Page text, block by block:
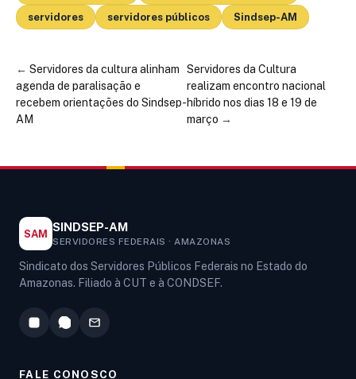
servidores servidores públicos Sindsep-AM
← Servidores da cultura alinham
agenda de paralisação e
recebem orientações do Sindsep-
AM
Servidores da Cultura
realizam encontro nacional
híbrido nos dias 18 e 19 de
março →
SAM SINDSEP-AM
SERVIDORES FEDERAIS · AMAZONAS
Sindicato dos Servidores Públicos Federais no Estado do
Amazonas. Filiado à CUT e à CONDSEF.
FALE CONOSCO